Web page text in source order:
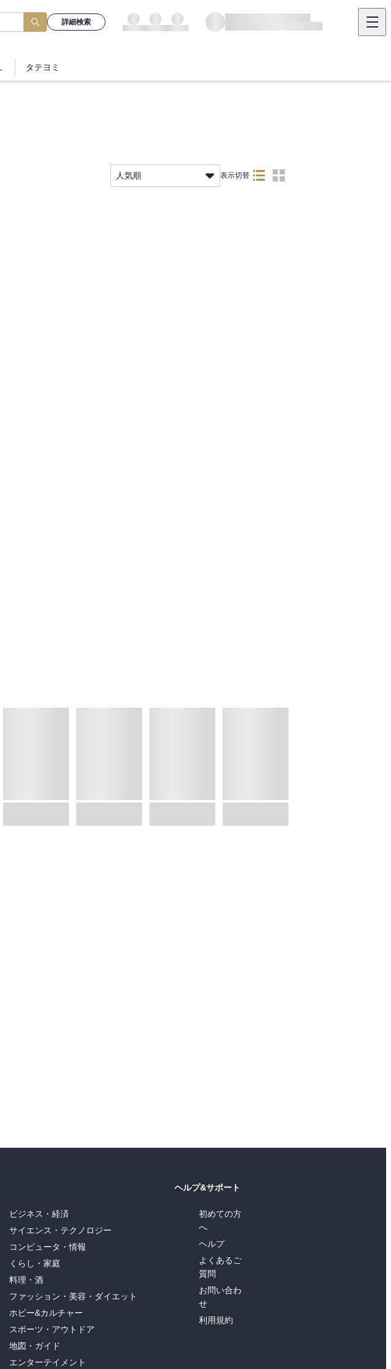
詳細検索
タテヨミ
人気順 表示切替
ビジネス・経済
サイエンス・テクノロジー
コンピュータ・情報
くらし・家庭
料理・酒
ファッション・美容・ダイエット
ホビー&カルチャー
スポーツ・アウトドア
地図・ガイド
エンターテイメント
ヘルプ&サポート
初めての方
へ
ヘルプ
よくあるご
質問
お問い合わ
せ
利用規約